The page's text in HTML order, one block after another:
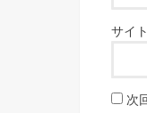
サイト
次